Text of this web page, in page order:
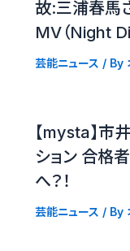
故:三浦春馬
MV（Night
芸能ニュース / By
【mysta】市
ション 合格
へ？！
芸能ニュース / By